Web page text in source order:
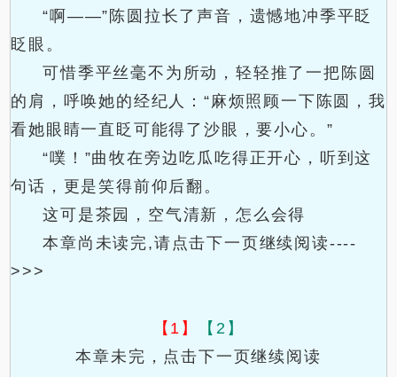
“啊——”陈圆拉长了声音，遗憾地冲季平眨
眨眼。
可惜季平丝毫不为所动，轻轻推了一把陈圆
的肩，呼唤她的经纪人：“麻烦照顾一下陈圆，我
看她眼睛一直眨可能得了沙眼，要小心。”
“噗！”曲牧在旁边吃瓜吃得正开心，听到这
句话，更是笑得前仰后翻。
这可是茶园，空气清新，怎么会得
本章尚未读完,请点击下一页继续阅读----
>>>
【1】
【2】
本章未完，点击下一页继续阅读